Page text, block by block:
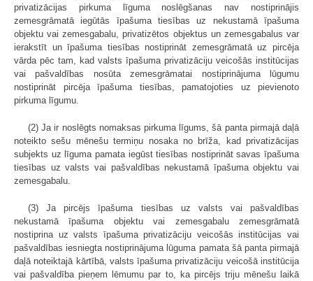
privatizācijas pirkuma līguma noslēgšanas nav nostiprinājis
zemesgrāmatā iegūtās īpašuma tiesības uz nekustamā īpašuma
objektu vai zemesgabalu, privatizētos objektus un zemesgabalus var
ierakstīt un īpašuma tiesības nostiprināt zemesgrāmatā uz pircēja
vārda pēc tam, kad valsts īpašuma privatizāciju veicošās institūcijas
vai pašvaldības nosūta zemesgrāmatai nostiprinājuma lūgumu
nostiprināt pircēja īpašuma tiesības, pamatojoties uz pievienoto
pirkuma līgumu.
(2) Ja ir noslēgts nomaksas pirkuma līgums, šā panta pirmajā daļā
noteikto sešu mēnešu termiņu nosaka no brīža, kad privatizācijas
subjekts uz līguma pamata iegūst tiesības nostiprināt savas īpašuma
tiesības uz valsts vai pašvaldības nekustamā īpašuma objektu vai
zemesgabalu.
(3) Ja pircējs īpašuma tiesības uz valsts vai pašvaldības
nekustamā īpašuma objektu vai zemesgabalu zemesgrāmatā
nostiprina uz valsts īpašuma privatizāciju veicošās institūcijas vai
pašvaldības iesniegta nostiprinājuma lūguma pamata šā panta pirmajā
daļā noteiktajā kārtībā, valsts īpašuma privatizāciju veicošā institūcija
vai pašvaldība pieņem lēmumu par to, ka pircējs triju mēnešu laikā